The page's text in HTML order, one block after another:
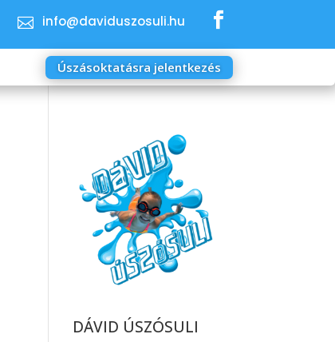
 info@daviduszosuli.hu 
Úszásoktatásra jelentkezés
DÁVID ÚSZÓSULI